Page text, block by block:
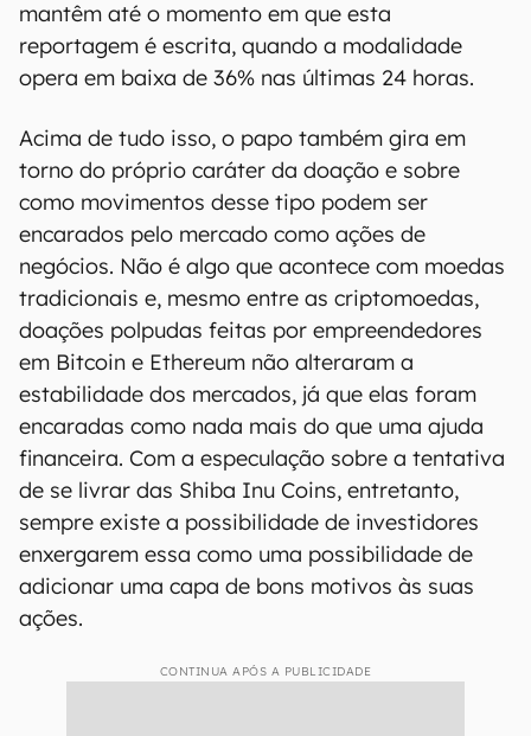
mantêm até o momento em que esta
reportagem é escrita, quando a modalidade
opera em baixa de 36% nas últimas 24 horas.
Acima de tudo isso, o papo também gira em
torno do próprio caráter da doação e sobre
como movimentos desse tipo podem ser
encarados pelo mercado como ações de
negócios. Não é algo que acontece com moedas
tradicionais e, mesmo entre as criptomoedas,
doações polpudas feitas por empreendedores
em Bitcoin e Ethereum não alteraram a
estabilidade dos mercados, já que elas foram
encaradas como nada mais do que uma ajuda
financeira. Com a especulação sobre a tentativa
de se livrar das Shiba Inu Coins, entretanto,
sempre existe a possibilidade de investidores
enxergarem essa como uma possibilidade de
adicionar uma capa de bons motivos às suas
ações.
CONTINUA APÓS A PUBLICIDADE